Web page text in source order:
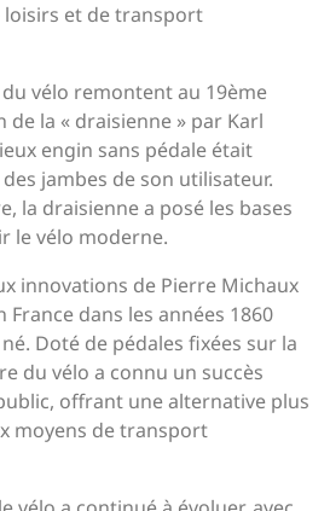
loisirs et de transport
vélo remontent au 19ème
de la « draisienne » par Karl
engin sans pédale était
jambes de son utilisateur.
la draisienne a posé les bases
le vélo moderne.
innovations de Pierre Michaux
France dans les années 1860
Doté de pédales fixées sur la
du vélo a connu un succès
offrant une alternative plus
moyens de transport